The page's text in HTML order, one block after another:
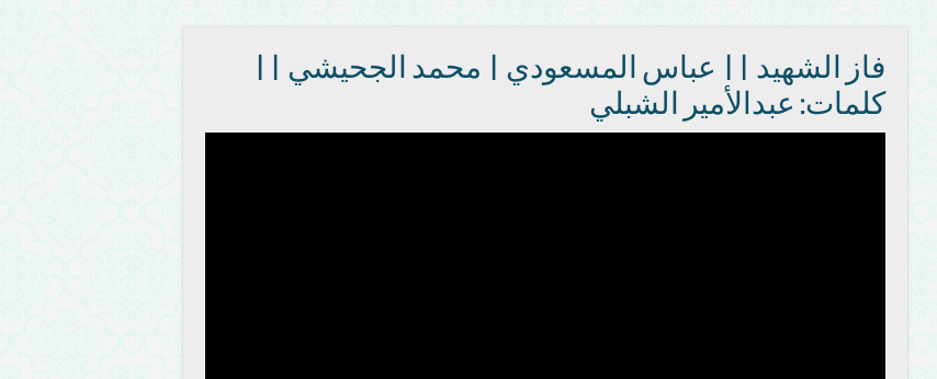
فاز الشهيد || عباس المسعودي | محمد الجحيشي ||
كلمات: عبدالأمير الشبلي